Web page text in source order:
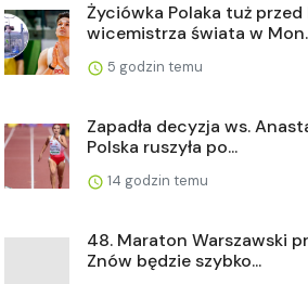
Życiówka Polaka tuż przed
wicemistrza świata w
5 godzin temu
Zapadła decyzja ws.
Polska ruszyła po...
14 godzin temu
48. Maraton Warszawski
Znów będzie szybko...